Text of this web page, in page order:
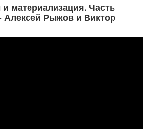
материализация. Часть
Алексей Рыжов и Виктор